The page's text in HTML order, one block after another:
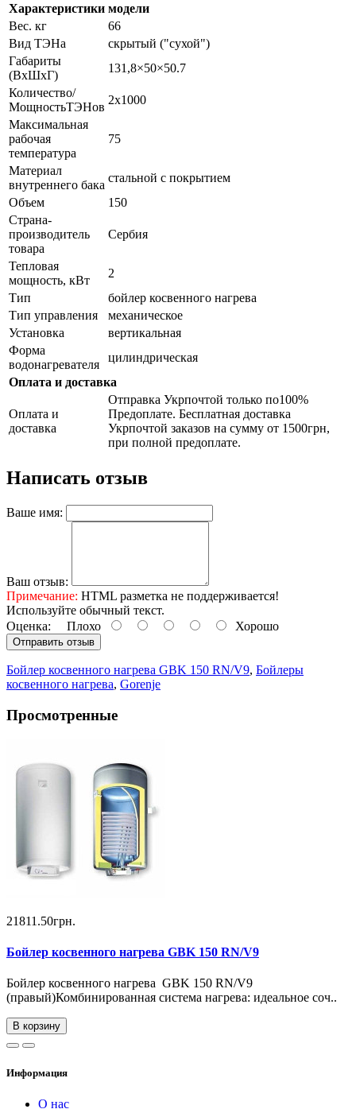
Характеристики модели
Вес. кг
66
Вид ТЭНа
скрытый ("сухой")
Габариты
(ВхШхГ)
131,8×50×50.7
Количество/
МощностьТЭНов
2х1000
Максимальная
рабочая
температура
75
Материал
внутреннего бака
стальной с покрытием
Объем
150
Страна-
производитель
товара
Сербия
Тепловая
мощность, кВт
2
Тип
бойлер косвенного нагрева
Тип управления
механическое
Установка
вертикальная
Форма
водонагревателя
цилиндрическая
Оплата и доставка
Оплата и
доставка
Отправка Укрпочтой только по100%
Предоплате. Бесплатная доставка
Укрпочтой заказов на сумму от 1500грн,
при полной предоплате.
Написать отзыв
Ваше имя:
Ваш отзыв:
Примечание: HTML разметка не поддерживается!
Используйте обычный текст.
Оценка: Плохо Хорошо
Отправить отзыв
Бойлер косвенного нагрева GBK 150 RN/V9, Бойлеры
косвенного нагрева, Gorenje
Просмотренные
21811.50грн.
Бойлер косвенного нагрева GBK 150 RN/V9
Бойлер косвенного нагрева GBK 150 RN/V9
(правый)Комбинированная система нагрева: идеальное соч..
В корзину
Информация
О нас